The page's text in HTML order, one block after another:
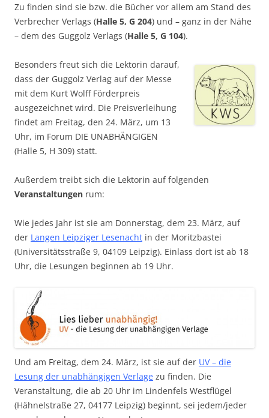
Zu finden sind sie bzw. die Bücher vor allem am Stand des
Verbrecher Verlags (Halle 5, G 204) und – ganz in der Nähe
– dem des Guggolz Verlags (Halle 5, G 104).
Besonders freut sich die Lektorin darauf,
dass der Guggolz Verlag auf der Messe
mit dem Kurt Wolff Förderpreis
ausgezeichnet wird. Die Preisverleihung
findet am Freitag, den 24. März, um 13
Uhr, im Forum DIE UNABHÄNGIGEN
(Halle 5, H 309) statt.
Außerdem treibt sich die Lektorin auf folgenden
Veranstaltungen rum:
Wie jedes Jahr ist sie am Donnerstag, dem 23. März, auf
der Langen Leipziger Lesenacht in der Moritzbastei
(Universitätsstraße 9, 04109 Leipzig). Einlass dort ist ab 18
Uhr, die Lesungen beginnen ab 19 Uhr.
Und am Freitag, dem 24. März, ist sie auf der UV – die
Lesung der unabhängigen Verlage zu finden. Die
Veranstaltung, die ab 20 Uhr im Lindenfels Westflügel
(Hähnelstraße 27, 04177 Leipzig) beginnt, sei jedem/jeder